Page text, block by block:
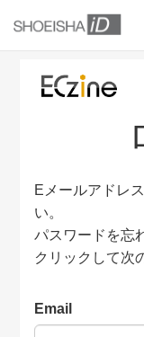
Eメールアドレ
い。
パスワードを忘
クリックして次
Email